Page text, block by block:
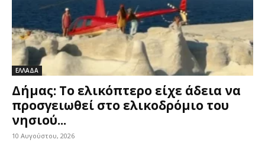
ΕΛΛΑΔΑ
Δήμας: Το ελικόπτερο είχε άδεια να
προσγειωθεί στο ελικοδρόμιο του
νησιού...
10 Αυγούστου, 2026